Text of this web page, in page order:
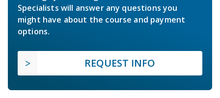
Specialists will answer any questions you
might have about the course and payment
options.
REQUEST INFO